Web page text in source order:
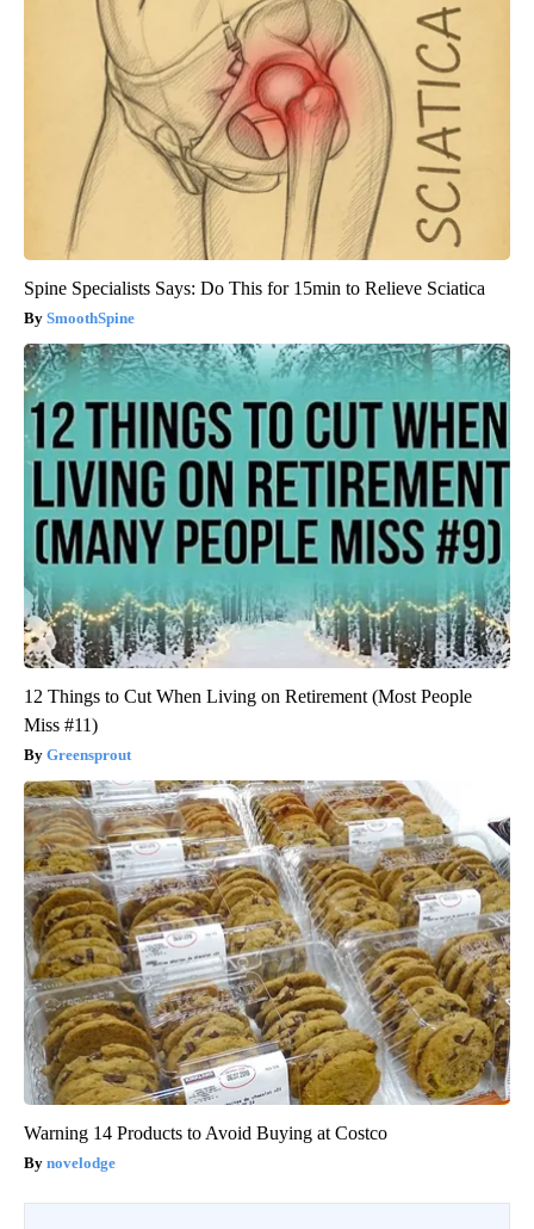
Spine Specialists Says: Do This for 15min to Relieve Sciatica
SmoothSpine
12 Things to Cut When Living on Retirement (Most People
Miss #11)
Greensprout
Warning 14 Products to Avoid Buying at Costco
novelodge